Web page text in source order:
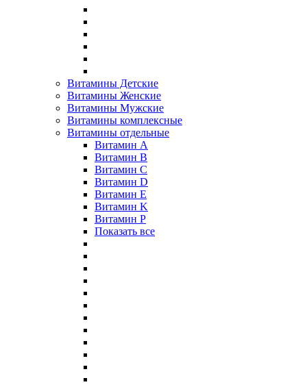
Витамины Детские
Витамины Женские
Витамины Мужские
Витамины комплексные
Витамины отдельные
Витамин A
Витамин B
Витамин C
Витамин D
Витамин E
Витамин K
Витамин P
Показать все